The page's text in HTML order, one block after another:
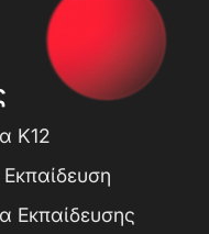
K12
Εκπαίδευση
Εκπαίδευσης